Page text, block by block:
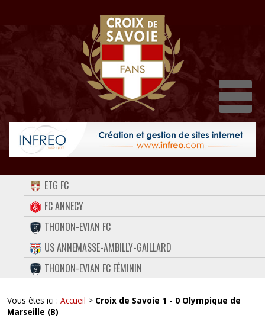
ACCUEIL
FORUM
CONTACT
FACEBOOK
TWITTER
INSTAGRAM
ETG FC
FC ANNECY
THONON-EVIAN FC
US ANNEMASSE-AMBILLY-GAILLARD
THONON-EVIAN FC FÉMININ
Vous êtes ici : Accueil > Croix de Savoie 1 - 0 Olympique de
Marseille (B)